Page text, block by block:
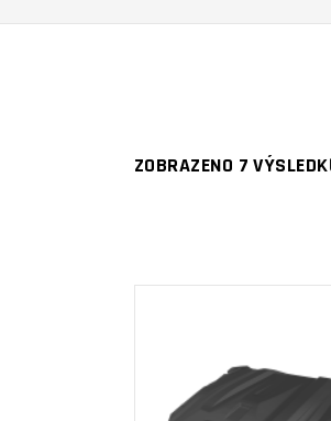
ZOBRAZENO 7
PŘIDAT DO